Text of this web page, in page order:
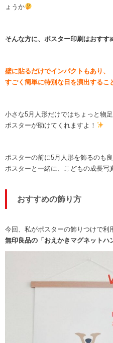
ょうか
そんな方に、ポスター印刷はおすす
壁に貼るだけでインパクトもあり、
すごく簡単に特別な日を演出するこ
小さな5月人形だけではちょっと物
ポスターが助けてくれますよ！
ポスターの前に5月人形を飾るのも
ポスターと一緒に、こどもの成長写
おすすめの飾り方
今回、私がポスターの飾りつけで利
無印良品の「おえかきマグネットハ